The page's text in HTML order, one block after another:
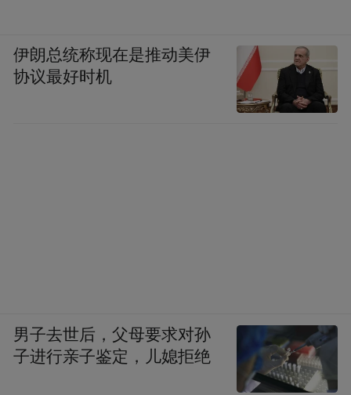
伊朗总统称现在是推动美伊
协议最好时机
男子去世后，父母要求对孙
子进行亲子鉴定，儿媳拒绝